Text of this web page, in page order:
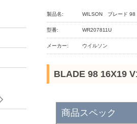
製品名: WILSON ブレード
型番: WR207811U
メーカー: ウイルソン
BLADE 98 16X19
商品スペック